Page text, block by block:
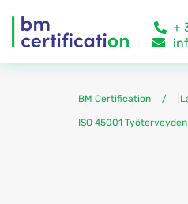
+
BM Certification
ISO 45001